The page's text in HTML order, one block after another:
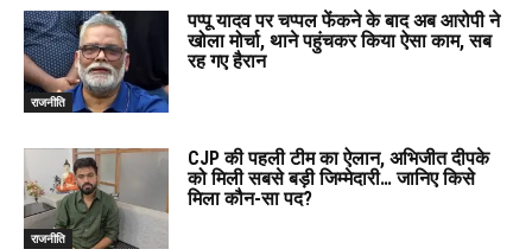
राजनीति
पप्पू यादव पर चप्पल फेंकने के बाद अब आरोपी ने
खोला मोर्चा, थाने पहुंचकर किया ऐसा काम, सब
रह गए हैरान
राजनीति
CJP की पहली टीम का ऐलान, अभिजीत दीपके
को मिली सबसे बड़ी जिम्मेदारी… जानिए किसे
मिला कौन-सा पद?